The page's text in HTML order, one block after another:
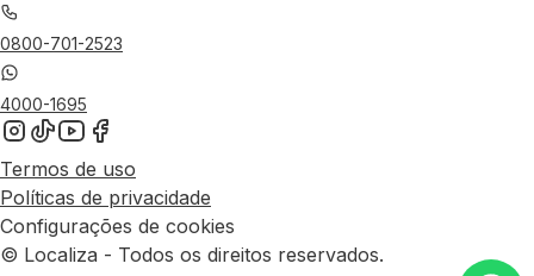
0800-701-2523
4000-1695
Termos de uso
Políticas de privacidade
Configurações de cookies
© Localiza - Todos os direitos reservados.